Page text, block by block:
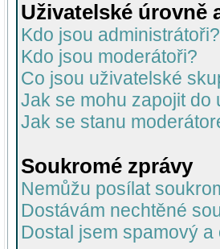
Uživatelské úrovně
Kdo jsou administrátoři?
Kdo jsou moderátoři?
Co jsou uživatelské
Jak se mohu zapojit do
Jak se stanu
Soukromé zprávy
Nemůžu posílat
Dostávám nechtěné
Dostal jsem spamový